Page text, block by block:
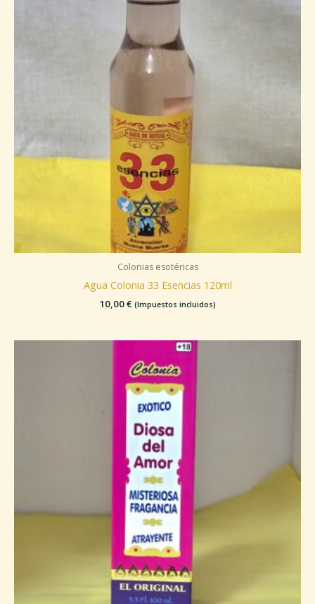
Colonias esotéricas
Agua Colonia 33 Esencias 120ml
10,00€ (Impuestos incluidos)